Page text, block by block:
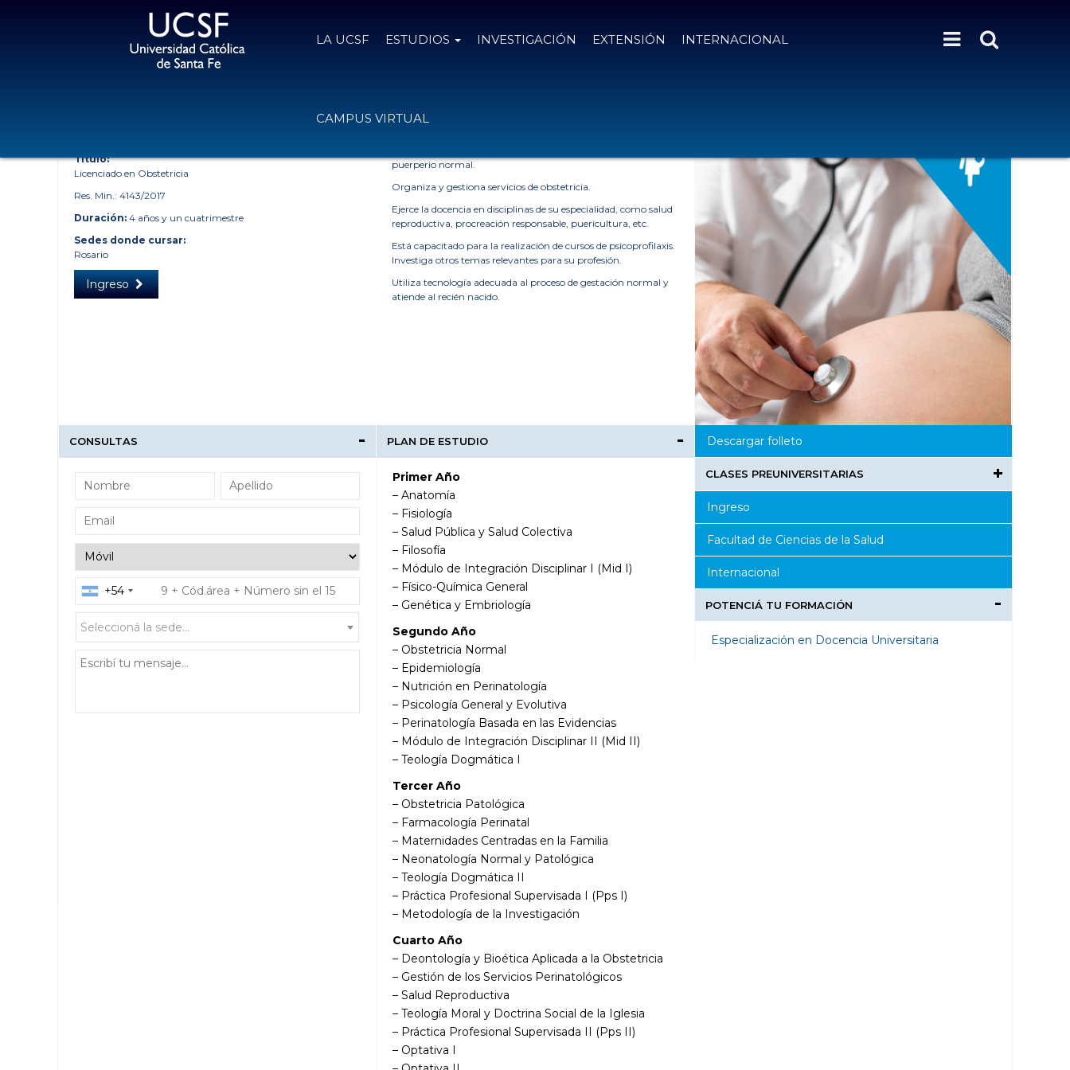
LA UCSF ESTUDIOS INVESTIGACIÓN EXTENSIÓN INTERNACIONAL
CAMPUS VIRTUAL
Título:
Licenciado en Obstetricia
Res. Min.: 4143/2017
Duración: 4 años y un cuatrimestre
Sedes donde cursar:
Rosario
Ingreso
puerperio normal.
Organiza y gestiona servicios de obstetricia.
Ejerce la docencia en disciplinas de su especialidad, como salud
reproductiva, procreación responsable, puericultura, etc.
Está capacitado para la realización de cursos de psicoprofilaxis.
Investiga otros temas relevantes para su profesión.
Utiliza tecnología adecuada al proceso de gestación normal y
atiende al recién nacido.
CONSULTAS
+54
Seleccioná la sede...
PLAN DE ESTUDIO
Primer Año
– Anatomía
– Fisiología
– Salud Pública y Salud Colectiva
– Filosofía
– Módulo de Integración Disciplinar I (Mid I)
– Físico-Química General
– Genética y Embriología
Segundo Año
– Obstetricia Normal
– Epidemiología
– Nutrición en Perinatología
– Psicología General y Evolutiva
– Perinatología Basada en las Evidencias
– Módulo de Integración Disciplinar II (Mid II)
– Teología Dogmática I
Tercer Año
– Obstetricia Patológica
– Farmacología Perinatal
– Maternidades Centradas en la Familia
– Neonatología Normal y Patológica
– Teología Dogmática II
– Práctica Profesional Supervisada I (Pps I)
– Metodología de la Investigación
Cuarto Año
– Deontología y Bioética Aplicada a la Obstetricia
– Gestión de los Servicios Perinatológicos
– Salud Reproductiva
– Teología Moral y Doctrina Social de la Iglesia
– Práctica Profesional Supervisada II (Pps II)
– Optativa I
Descargar folleto
CLASES PREUNIVERSITARIAS
Ingreso
Facultad de Ciencias de la Salud
Internacional
POTENCIÁ TU FORMACIÓN
Especialización en Docencia Universitaria